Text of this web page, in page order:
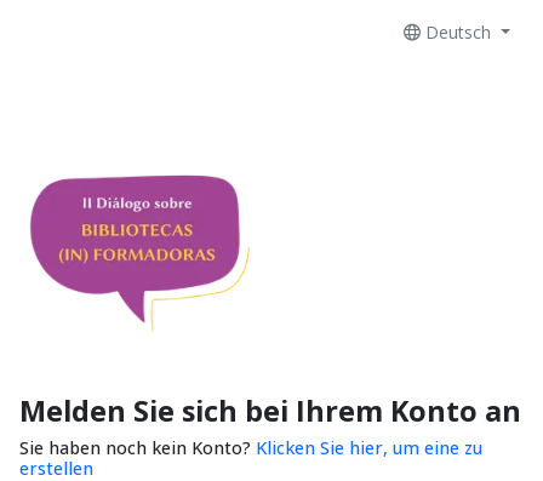
Deutsch
Melden Sie sich bei Ihrem Konto an
Sie haben noch kein Konto? Klicken Sie hier, um eine zu
erstellen